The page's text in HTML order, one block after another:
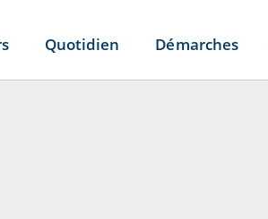
Quotidien Démarches